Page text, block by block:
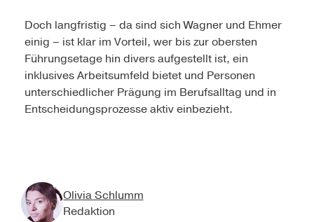
Doch langfristig – da sind sich Wagner und Ehmer
einig – ist klar im Vorteil, wer bis zur obersten
Führungsetage hin divers aufgestellt ist, ein
inklusives Arbeitsumfeld bietet und Personen
unterschiedlicher Prägung im Berufsalltag und in
Entscheidungsprozesse aktiv einbezieht.
Olivia Schlumm
Redaktion